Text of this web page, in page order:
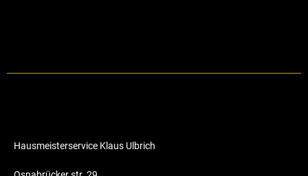
Hausmeisterservice Klaus Ulbrich